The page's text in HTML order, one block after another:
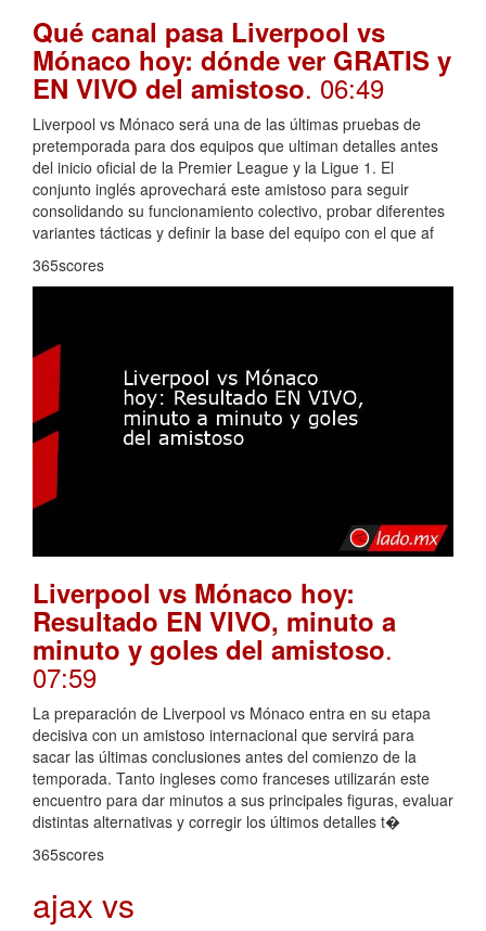
Qué canal pasa Liverpool vs
Mónaco hoy: dónde ver GRATIS y
EN VIVO del amistoso. 06:49
Liverpool vs Mónaco será una de las últimas pruebas de
pretemporada para dos equipos que ultiman detalles antes
del inicio oficial de la Premier League y la Ligue 1. El
conjunto inglés aprovechará este amistoso para seguir
consolidando su funcionamiento colectivo, probar diferentes
variantes tácticas y definir la base del equipo con el que af
365scores
Liverpool vs Mónaco hoy:
Resultado EN VIVO, minuto a
minuto y goles del amistoso.
07:59
La preparación de Liverpool vs Mónaco entra en su etapa
decisiva con un amistoso internacional que servirá para
sacar las últimas conclusiones antes del comienzo de la
temporada. Tanto ingleses como franceses utilizarán este
encuentro para dar minutos a sus principales figuras, evaluar
distintas alternativas y corregir los últimos detalles t�
365scores
ajax vs